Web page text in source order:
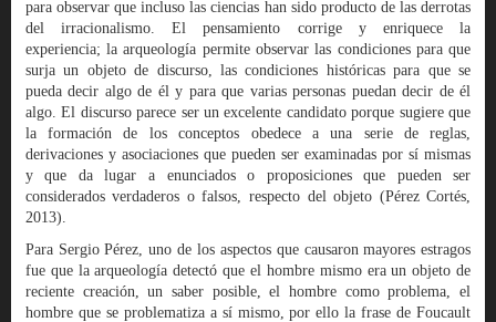
para observar que incluso las ciencias han sido producto de las derrotas
del irracionalismo. El pensamiento corrige y enriquece la
experiencia; la arqueología permite observar las condiciones para que
surja un objeto de discurso, las condiciones históricas para que se
pueda decir algo de él y para que varias personas puedan decir de él
algo. El discurso parece ser un excelente candidato porque sugiere que
la formación de los conceptos obedece a una serie de reglas,
derivaciones y asociaciones que pueden ser examinadas por sí mismas
y que da lugar a enunciados o proposiciones que pueden ser
considerados verdaderos o falsos, respecto del objeto (Pérez Cortés,
2013).
Para Sergio Pérez, uno de los aspectos que causaron mayores estragos
fue que la arqueología detectó que el hombre mismo era un objeto de
reciente creación, un saber posible, el hombre como problema, el
hombre que se problematiza a sí mismo, por ello la frase de Foucault